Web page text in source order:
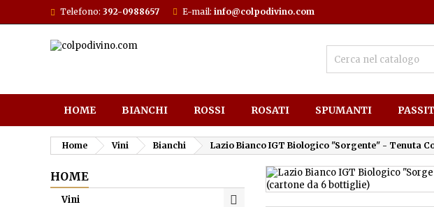
Telefono: 392-0988657 E-mail: info@colpodivino.com
HOME BIANCHI ROSSI ROSATI SPUMANTI
Home Vini Bianchi Lazio Bianco IGT Biologico "Sorgente" - Tenuta
HOME
Vini